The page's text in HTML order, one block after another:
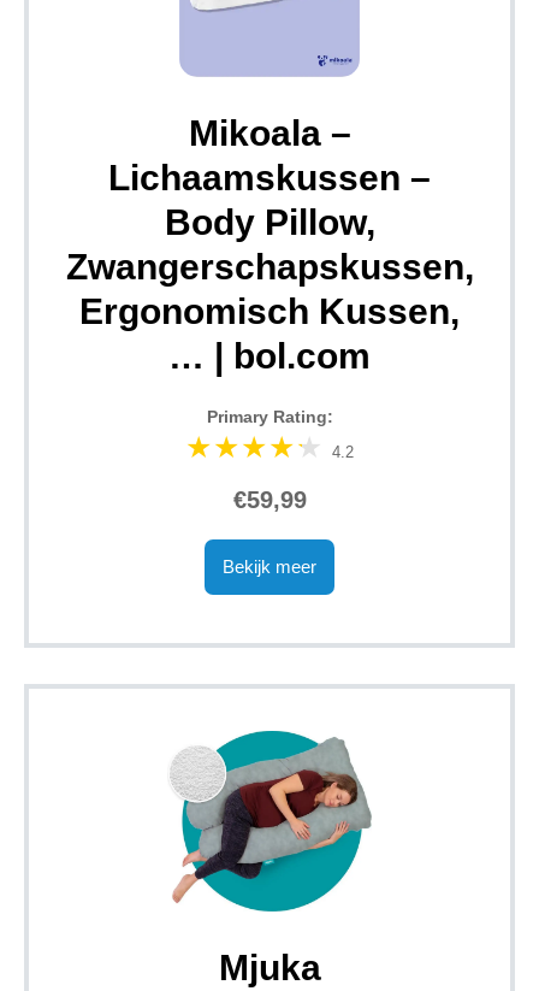
Mikoala –
Lichaamskussen –
Body Pillow,
Zwangerschapskussen,
Ergonomisch Kussen,
… | bol.com
Primary Rating:
4.2
€59,99
Bekijk meer
Mjuka